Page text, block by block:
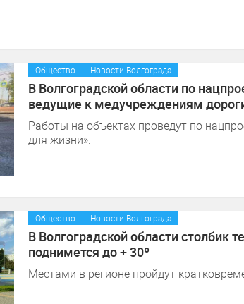
Общество Новости Волгограда
В Волгоградской области по
ведущие к медучреждениям
Работы на объектах проведут по
для жизни».
Общество Новости Волгограда
В Волгоградской области столбик
поднимется до + 30º
Местами в регионе пройдут